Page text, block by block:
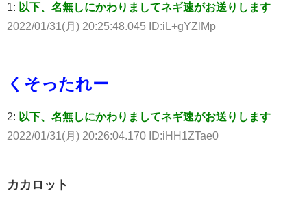
1: 以下、名無しにかわりましてネギ速がお送りします
2022/01/31(月) 20:25:48.045 ID:iL+gYZlMp
くそったれー
2: 以下、名無しにかわりましてネギ速がお送りします
2022/01/31(月) 20:26:04.170 ID:iHH1ZTae0
カカロット